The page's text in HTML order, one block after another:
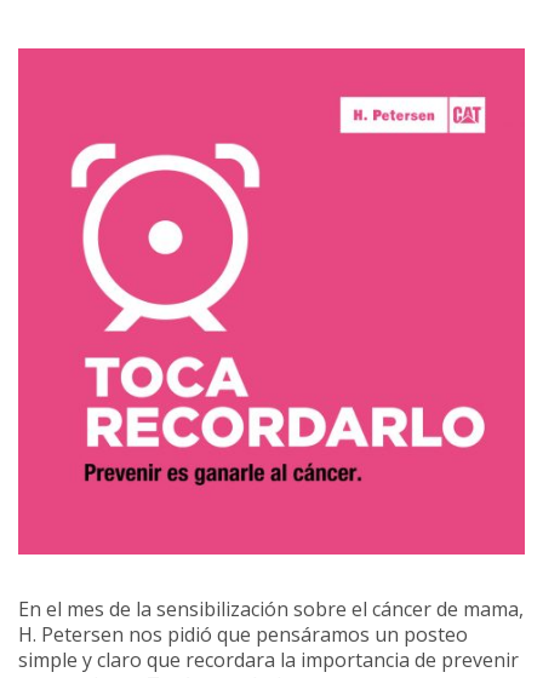
En el mes de la sensibilización sobre el cáncer de mama,
H. Petersen nos pidió que pensáramos un posteo
simple y claro que recordara la importancia de prevenir